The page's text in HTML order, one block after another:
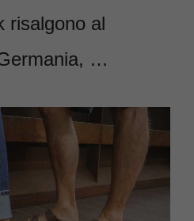
risalgono al
…